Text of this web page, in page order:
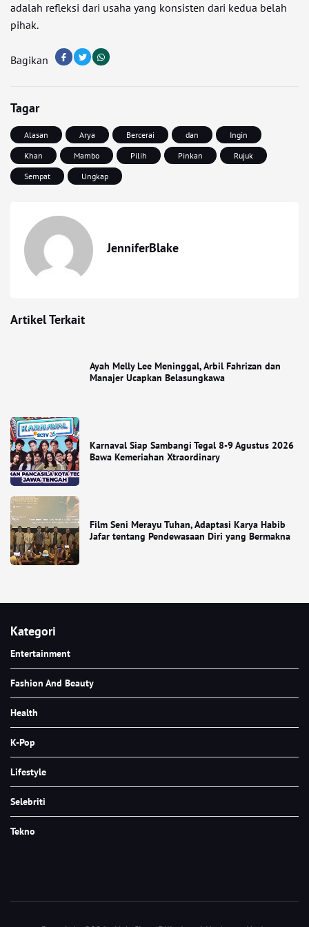
adalah refleksi dari usaha yang konsisten dari kedua belah
pihak.
Bagikan
Tagar
Alasan Arya Bercerai dan
Ingin
Khan
Mambo Pilih Pinkan
Rujuk
Sempat
Ungkap
JenniferBlake
Artikel Terkait
Ayah Melly Lee Meninggal, Arbil Fahrizan dan
Manajer Ucapkan Belasungkawa
Karnaval Siap Sambangi Tegal 8-9 Agustus 2026
Bawa Kemeriahan Xtraordinary
Film Seni Merayu Tuhan, Adaptasi Karya Habib
Jafar tentang Pendewasaan Diri yang Bermakna
Kategori
Entertainment
Fashion And Beauty
Health
K-Pop
Lifestyle
Selebriti
Tekno